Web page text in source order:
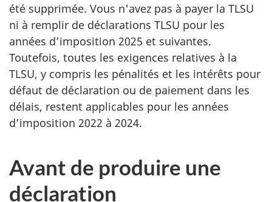
été supprimée. Vous n'avez pas à payer la TLSU
ni à remplir de déclarations TLSU pour les
années d’imposition 2025 et suivantes.
Toutefois, toutes les exigences relatives à la
TLSU, y compris les pénalités et les intérêts pour
défaut de déclaration ou de paiement dans les
délais, restent applicables pour les années
d’imposition 2022 à 2024.
Avant de produire une
déclaration